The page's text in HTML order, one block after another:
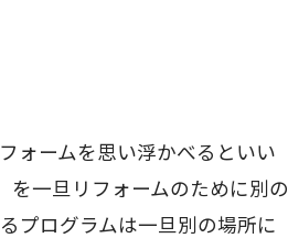
ォームを思い浮かべるといい
一旦リフォームのために別の
プログラムは一旦別の場所に